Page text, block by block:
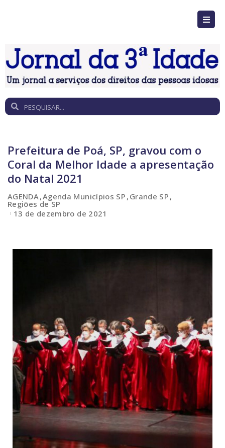
Prefeitura de Poá, SP, gravou com o
Coral da Melhor Idade a apresentação
do Natal 2021
AGENDA Agenda Municípios SP Grande SP
Regiões de SP
13 de dezembro de 2021